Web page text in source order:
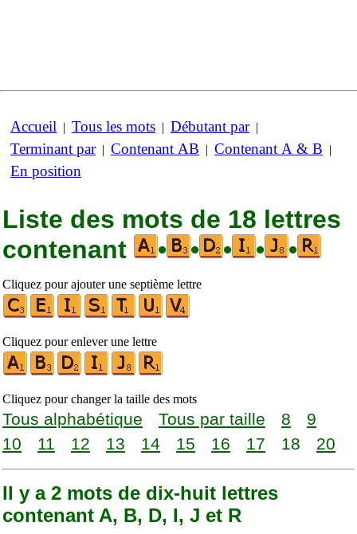
Accueil | Tous les mots | Débutant par|
Terminant par| Contenant AB | Contenant A & B |
En position
Liste des mots de 18 lettres
contenant
• • • • •
Cliquez pour ajouter une septième lettre
Cliquez pour enlever une lettre
Cliquez pour changer la taille des mots
Tous alphabétique Tous par taille 8
9
10
11 12 13 14 15 16 17 18 20
Il y a 2 mots de dix-huit lettres
contenant A, B, D, I, J et R